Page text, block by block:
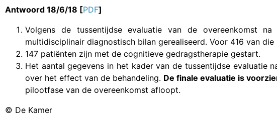
Antwoord 18/6/18 [PDF]
Volgens de tussentijdse evaluatie van de overeenkomst
multidisciplinair diagnostisch bilan gerealiseerd. Voor 416 van
147 patiënten zijn met de cognitieve gedragstherapie gestart.
Het aantal gegevens in het kader van de tussentijdse evaluatie
over het effect van de behandeling. De finale evaluatie is
pilootfase van de overeenkomst afloopt.
© De Kamer